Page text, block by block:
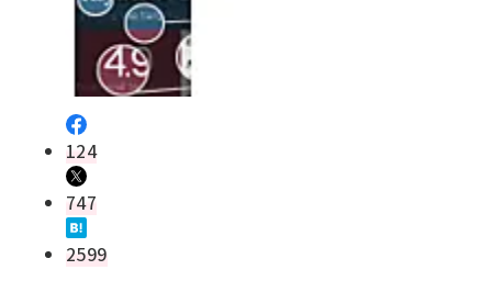
124
747
2599